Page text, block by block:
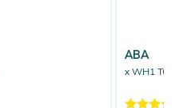
ABA
x WH1